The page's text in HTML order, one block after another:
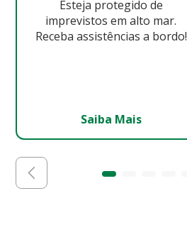
Esteja protegido de
imprevistos em alto mar.
Receba assistências a bordo!
Saiba Mais